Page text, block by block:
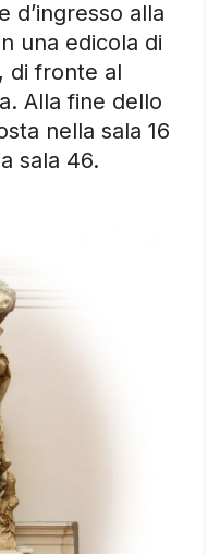
d’ingresso alla
una edicola di
di fronte al
Alla fine dello
nella sala 16
sala 46.